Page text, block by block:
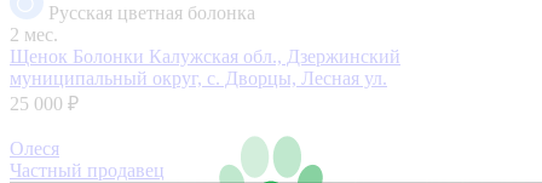
Русская цветная болонка
2 мес.
Щенок Болонки Калужская обл., Дзержинский
муниципальный округ, с. Дворцы, Лесная ул.
25 000 ₽
Олеся
Частный продавец